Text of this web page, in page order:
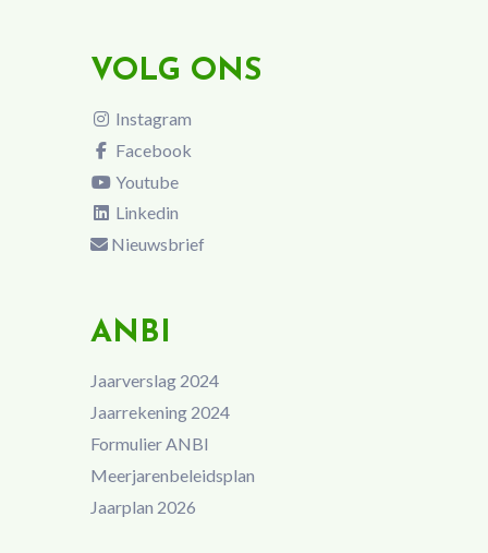
VOLG ONS
Instagram
Facebook
Youtube
Linkedin
Nieuwsbrief
ANBI
Jaarverslag 2024
Jaarrekening 2024
Formulier ANBI
Meerjarenbeleidsplan
Jaarplan 2026